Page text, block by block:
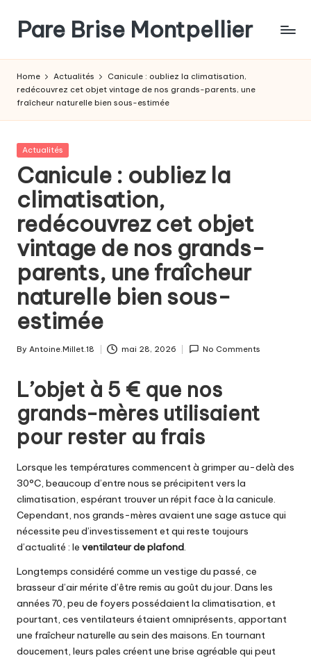
content
Pare Brise Montpellier
Home Actualités
Canicule : oubliez la climatisation,
redécouvrez cet objet vintage de nos grands-parents, une
fraîcheur naturelle bien sous-estimée
Posted
Actualités
Canicule : oubliez la
climatisation,
redécouvrez cet objet
vintage de nos grands-
parents, une fraîcheur
naturelle bien sous-
estimée
Posted
By Antoine.Millet.18 mai 28, 2026 No Comments
L’objet à 5 € que nos
grands-mères utilisaient
pour rester au frais
Lorsque les températures commencent à grimper au-delà des
30°C, beaucoup d’entre nous se précipitent vers la
climatisation, espérant trouver un répit face à la canicule.
Cependant, nos grands-mères avaient une sage astuce qui
nécessite peu d’investissement et qui reste toujours
d’actualité : le ventilateur de plafond
Longtemps considéré comme un vestige du passé, ce
brasseur d’air mérite d’être remis au goût du jour. Dans les
années 70, peu de foyers possédaient la climatisation, et
pourtant, ces ventilateurs étaient omniprésents, apportant
une fraîcheur naturelle au sein des maisons. En tournant
doucement, leurs pales créent une brise agréable qui peut